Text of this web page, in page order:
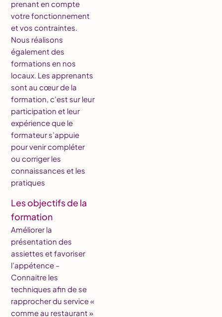
prenant en compte
votre fonctionnement
et vos contraintes.
Nous réalisons
également des
formations en nos
locaux. Les apprenants
sont au cœur de la
formation, c’est sur leur
participation et leur
expérience que le
formateur s’appuie
pour venir compléter
ou corriger les
connaissances et les
pratiques
Les objectifs de la
formation
Améliorer la
présentation des
assiettes et favoriser
l’appétence –
Connaitre les
techniques afin de se
rapprocher du service «
comme au restaurant »